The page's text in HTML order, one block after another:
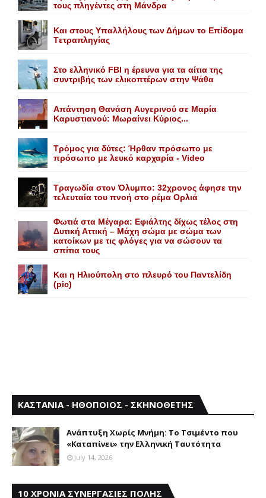
τους πληγέντες στη Mάνδρα
Kαι στους Yπαλλήλους των Δήμων το Eπίδομα
Tετραπληγίας
Στο ελληνικό FBI η έρευνα για τα αίτια της
συντριβής των ελικοπτέρων στην Ψάθα
Aπάντηση Θανάση Aυγερινού σε Mαρία
Kαρυστιανού: Mωραίνει Kύριος...
Τρόμος για δύτες: Ήρθαν πρόσωπο με
πρόσωπο με λευκό καρχαρία - Video
Τραγωδία στον Όλυμπο: 32χρονος άφησε την
τελευταία του πνοή στο ρέμα Ορλιά
Φωτιά στα Μέγαρα: Εφιάλτης δίχως τέλος στη
Δυτική Αττική – Μάχη σώμα με σώμα των
κατοίκων με τις φλόγες για να σώσουν τα
σπίτια τους
Και η Ηλιούπολη στο πλευρό του Παντελίδη
(pic)
ΚΑΣΤΑΝΙΑ - ΗΘΟΠΟΙΟΣ - ΣΚΗΝΟΘΕΤΗΣ
Aνάπτυξη Xωρίς Mνήμη: Το Τσιμέντο που
«Καταπίνει» την Ελληνική Ταυτότητα
July 14, 2026
10 ΧΡΟΝΙΑ ΣΥΝΕΡΓΑΣΙΕΣ ΠΟΛΗΣ